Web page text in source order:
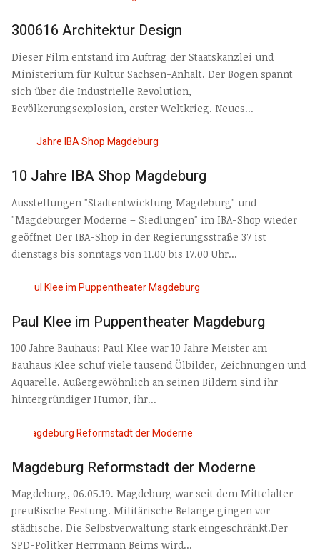
300616 Architektur Design
Dieser Film entstand im Auftrag der Staatskanzlei und
Ministerium für Kultur Sachsen-Anhalt. Der Bogen spannt
sich über die Industrielle Revolution,
Bevölkerungsexplosion, erster Weltkrieg. Neues...
10 Jahre IBA Shop Magdeburg
Ausstellungen "Stadtentwicklung Magdeburg" und
"Magdeburger Moderne – Siedlungen" im IBA-Shop wieder
geöffnet Der IBA-Shop in der Regierungsstraße 37 ist
dienstags bis sonntags von 11.00 bis 17.00 Uhr...
Paul Klee im Puppentheater Magdeburg
100 Jahre Bauhaus: Paul Klee war 10 Jahre Meister am
Bauhaus Klee schuf viele tausend Ölbilder, Zeichnungen und
Aquarelle. Außergewöhnlich an seinen Bildern sind ihr
hintergründiger Humor, ihr...
Magdeburg Reformstadt der Moderne
Magdeburg, 06.05.19. Magdeburg war seit dem Mittelalter
preußische Festung. Militärische Belange gingen vor
städtische. Die Selbstverwaltung stark eingeschränkt.Der
SPD-Politker Herrmann Beims wird...